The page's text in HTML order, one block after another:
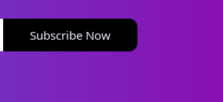
Subscribe Now